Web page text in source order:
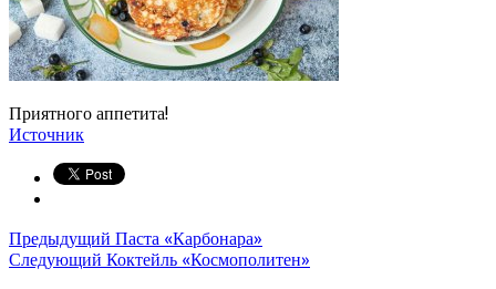
Приятного аппетита!
Источник
Предыдущий Паста «Карбонара»
Следующий Коктейль «Космополитен»